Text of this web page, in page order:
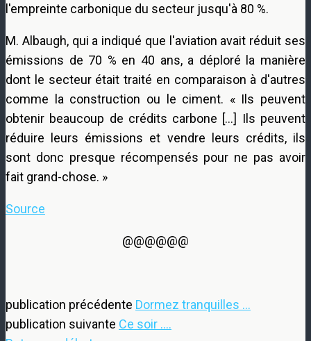
l'empreinte carbonique du secteur jusqu'à 80 %.
M. Albaugh, qui a indiqué que l'aviation avait réduit ses
émissions de 70 % en 40 ans, a déploré la manière
dont le secteur était traité en comparaison à d'autres
comme la construction ou le ciment. « Ils peuvent
obtenir beaucoup de crédits carbone […] Ils peuvent
réduire leurs émissions et vendre leurs crédits, ils
sont donc presque récompensés pour ne pas avoir
fait grand-chose. »
Source
@@@@@@
publication précédente Dormez tranquilles ...
publication suivante Ce soir ....